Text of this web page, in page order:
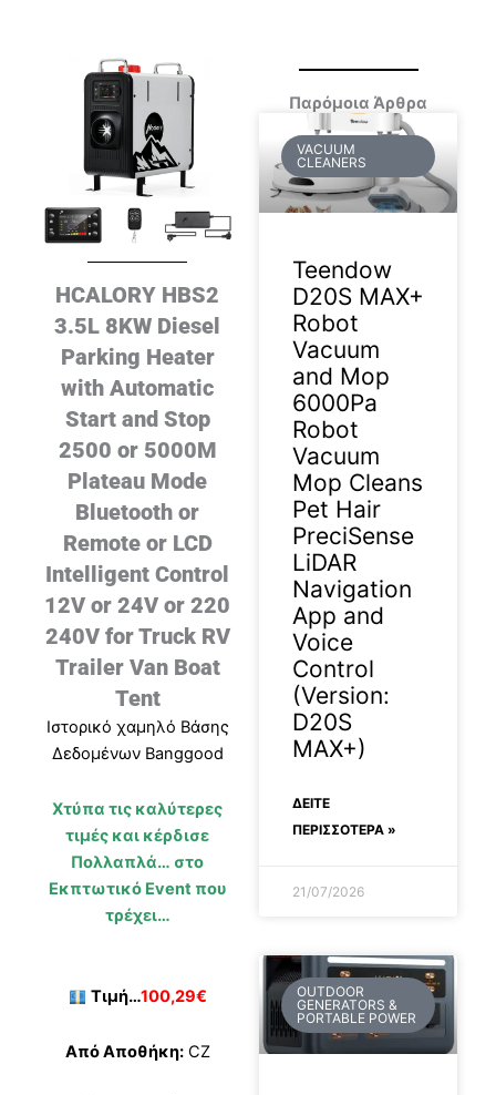
HCALORY HBS2
3.5L 8KW Diesel
Parking Heater
with Automatic
Start and Stop
2500 or 5000M
Plateau Mode
Bluetooth or
Remote or LCD
Intelligent Control
12V or 24V or 220
240V for Truck RV
Trailer Van Boat
Tent
Ιστορικό χαμηλό Βάσης
Δεδομένων Banggood
Χτύπα τις καλύτερες
τιμές και κέρδισε
Πολλαπλά… στο
Εκπτωτικό Event που
τρέχει…
Τιμή…100,29€
Από Αποθήκη:CZ
Παρόμοια Άρθρα
VACUUM
CLEANERS
Teendow
D20S MAX+
Robot
Vacuum
and Mop
6000Pa
Robot
Vacuum
Mop Cleans
Pet Hair
PreciSense
LiDAR
Navigation
App and
Voice
Control
(Version:
D20S
MAX+)
ΔΕΊΤΕ
ΠΕΡΙΣΣΟΤΕΡΑ »
21/07/2026
OUTDOOR
GENERATORS &
PORTABLE POWER